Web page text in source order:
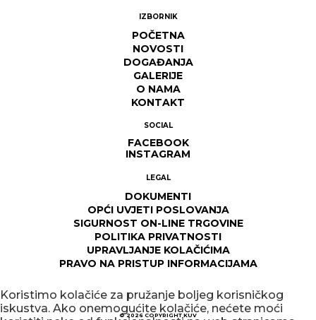
IZBORNIK
POČETNA
NOVOSTI
DOGAĐANJA
GALERIJE
O NAMA
KONTAKT
SOCIAL
FACEBOOK
INSTAGRAM
LEGAL
DOKUMENTI
OPĆI UVJETI POSLOVANJA
SIGURNOST ON-LINE TRGOVINE
POLITIKA PRIVATNOSTI
UPRAVLJANJE KOLAČIĆIMA
PRAVO NA PRISTUP INFORMACIJAMA
© 2026 COPYRIGHT KUV
Koristimo kolačiće za pružanje boljeg korisničkog
iskustva. Ako onemogućite kolačiće, nećete moći